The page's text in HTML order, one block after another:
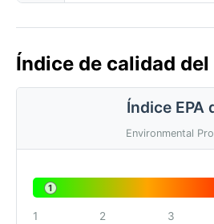
Índice de calidad
Índice EPA
Environmental
1
1 2 3